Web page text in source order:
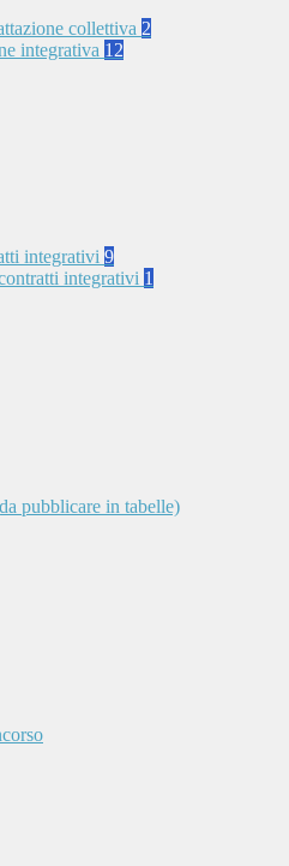
collettiva 2
integrativa 12
integrativi 9
integrativi 1
pubblicare in tabelle)